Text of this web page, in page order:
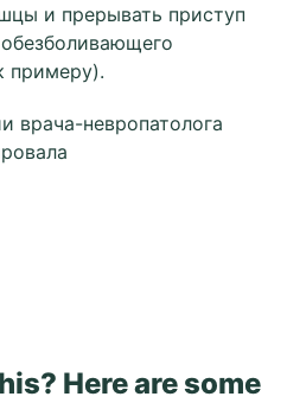
и прерывать приступ
примеру).
врача-невропатолога
Here are some